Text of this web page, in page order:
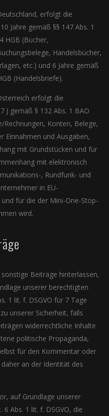
erfolgt die
Jahre gemäß §§ 147 Abs. 1
HGB (Bücher,
Handelsbücher,
etc.) und 6 Jahre gemäß
(Handelsbriefe).
erfolgt die
J gemäß § 132 Abs. 1 BAO
Rechnungen, Konten, Belege,
Einnahmen und Ausgaben,
mit Grundstücken und für
mit elektronisch
, Rundfunk- und
in EU-
für die der Mini-One-Stop-
wird.
Beiträge hinterlassen,
unserer berechtigten
1 lit. f. DSGVO für 7 Tage
unserer Sicherheit, falls
widerrechtliche Inhalte
politische Propaganda,
für den Kommentar oder
an der Identität des
auf Grundlage unserer
Abs. 1 lit. f. DSGVO, die